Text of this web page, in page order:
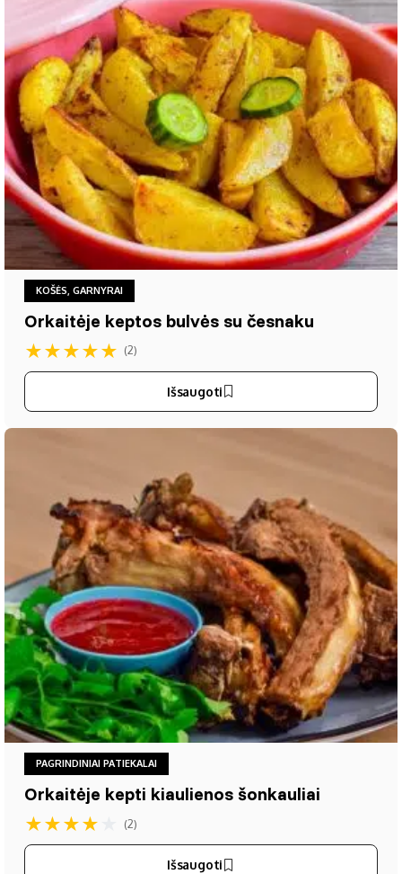
KOŠĖS, GARNYRAI
Orkaitėje keptos bulvės su česnaku
★★★★★ (2)
Išsaugoti
PAGRINDINIAI PATIEKALAI
Orkaitėje kepti kiaulienos šonkauliai
★★★★ (2)
Išsaugoti